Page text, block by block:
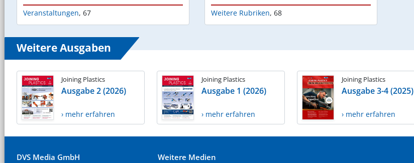
Veranstaltungen, 67 Weitere Rubriken, 68
Weitere Ausgaben
Joining Plastics
Ausgabe 2 (2026)
› mehr erfahren
Joining Plastics
Ausgabe 1 (2026)
› mehr erfahren
Joining Plastics
Ausgabe 3-4 (2025)
› mehr erfahren
DVS Media GmbH Weitere Medien